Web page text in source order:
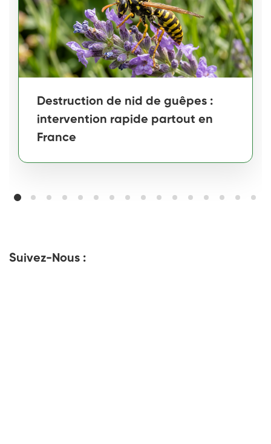
Destruction de nid de guêpes :
intervention rapide partout en
France
Suivez-Nous :